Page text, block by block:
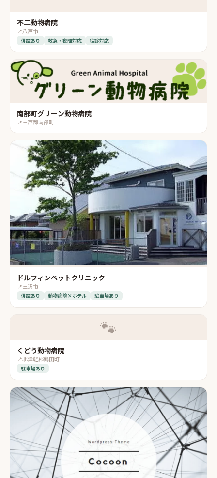
不二動物病院
📍八戸市
併設あり 救急・夜間対応 往診対応
南部町グリーン動物病院
📍三戸郡南部町
ドルフィンペットクリニック
📍三沢市
併設あり 動物病院×ホテル 駐車場あり
🐾
くどう動物病院
📍北津軽郡鶴田町
駐車場あり